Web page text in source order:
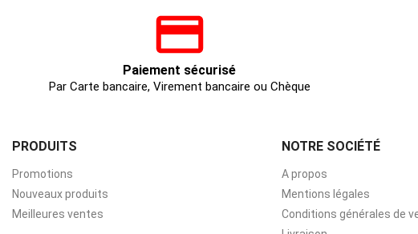
Paiement sécurisé
Par Carte bancaire, Virement bancaire ou Chèque
PRODUITS
Promotions
Nouveaux produits
Meilleures ventes
NOTRE SOCIÉTÉ
A propos
Mentions légales
Conditions générales de